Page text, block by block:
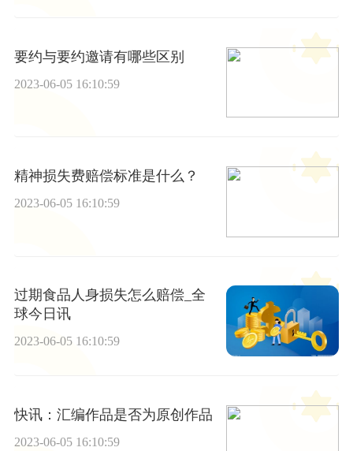
要约与要约邀请有哪些区别
2023-06-05 16:10:59
精神损失费赔偿标准是什么？
2023-06-05 16:10:59
过期食品人身损失怎么赔偿_全
球今日讯
2023-06-05 16:10:59
快讯：汇编作品是否为原创作品
2023-06-05 16:10:59